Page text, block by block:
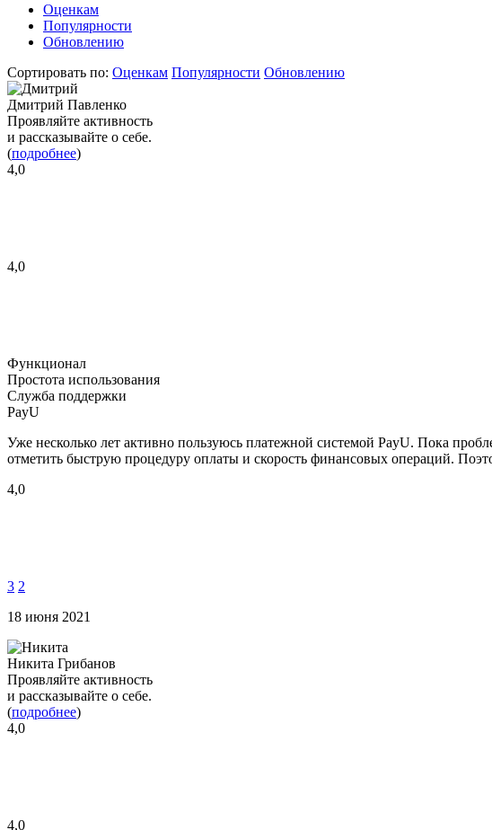
Оценкам
Популярности
Обновлению
Сортировать по: Оценкам Популярности Обновлению
Дмитрий Павленко
Проявляйте активность
и рассказывайте о себе.
(подробнее)
4,0
4,0
Функционал
Простота использования
Служба поддержки
PayU
Уже несколько лет активно пользуюсь платежной системой PayU. Пока
отметить быструю процедуру оплаты и скорость финансовых операций.
4,0
3 2
18 июня 2021
Никита Грибанов
Проявляйте активность
и рассказывайте о себе.
(подробнее)
4,0
4,0